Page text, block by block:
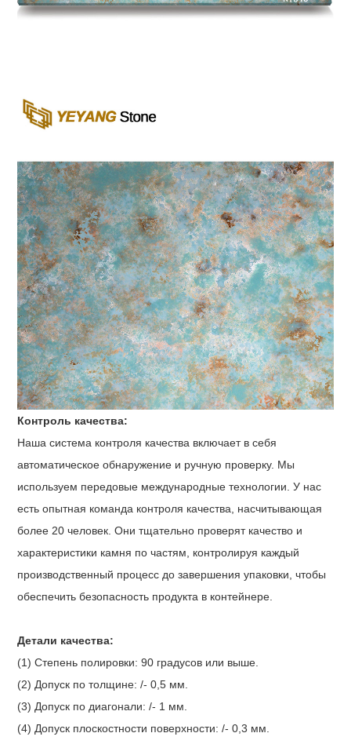
Контроль качества:
Наша система контроля качества включает в себя
автоматическое обнаружение и ручную проверку. Мы
используем передовые международные технологии. У нас
есть опытная команда контроля качества, насчитывающая
более 20 человек. Они тщательно проверят качество и
характеристики камня по частям, контролируя каждый
производственный процесс до завершения упаковки, чтобы
обеспечить безопасность продукта в контейнере.
Детали качества:
(1) Степень полировки: 90 градусов или выше.
(2) Допуск по толщине: /- 0,5 мм.
(3) Допуск по диагонали: /- 1 мм.
(4) Допуск плоскостности поверхности: /- 0,3 мм.